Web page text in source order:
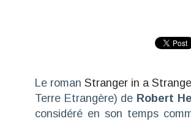
Le roman Stranger in a
Terre Etrangère) de Robert
considéré en son temps